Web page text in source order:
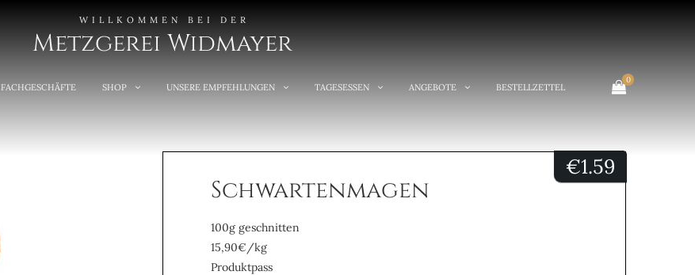
WILLKOMMEN BEI DER
Metzgerei Widmayer
0
FACHGESCHÄFTE SHOP UNSERE EMPFEHLUNGEN TAGESESSEN ANGEBOTE BESTELLZETTEL
Schwartenmagen
€1.59
100g geschnitten
15,90€/kg
Produktpass